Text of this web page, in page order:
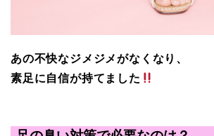
あの不快なジメジメがなくなり、
素足に自信が持てました